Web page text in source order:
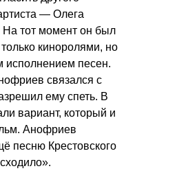
— Олега
тот момент он был
киноролями, но
исполнением песен.
связался с
ему спеть. В
вариант, который и
Анофриев
песню Крестовского